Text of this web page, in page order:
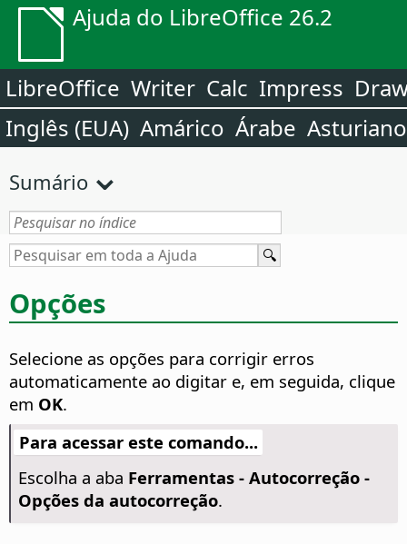
Ajuda do LibreOffice 26.2
LibreOffice Writer Calc Impress
Inglês (EUA) Amárico Árabe Asturiano
Sumário
Opções
Selecione as opções para corrigir erros
automaticamente ao digitar e, em seguida, clique
em OK.
Para acessar este comando...
Escolha a aba Ferramentas - Autocorreção -
Opções da autocorreção.